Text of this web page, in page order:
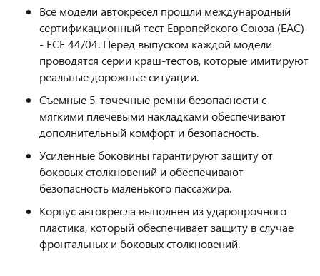
Все модели автокресел прошли международный
сертификационный тест Европейского Союза (EAC)
- ECE 44/04. Перед выпуском каждой модели
проводятся серии краш-тестов, которые имитируют
реальные дорожные ситуации.
Съемные 5-точечные ремни безопасности с
мягкими плечевыми накладками обеспечивают
дополнительный комфорт и безопасность.
Усиленные боковины гарантируют защиту от
боковых столкновений и обеспечивают
безопасность маленького пассажира.
Корпус автокресла выполнен из ударопрочного
пластика, который обеспечивает защиту в случае
фронтальных и боковых столкновений.